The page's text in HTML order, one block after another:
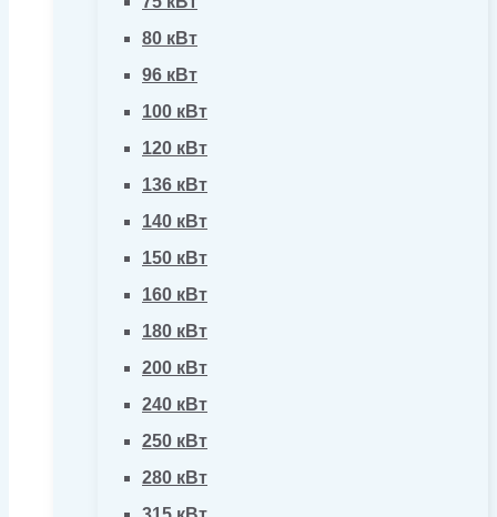
80 кВт
96 кВт
100 кВт
120 кВт
136 кВт
140 кВт
150 кВт
160 кВт
180 кВт
200 кВт
240 кВт
250 кВт
280 кВт